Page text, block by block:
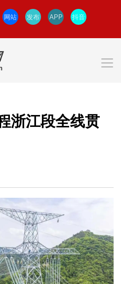
网站 发布 APP 抖音
浙江段全线贯